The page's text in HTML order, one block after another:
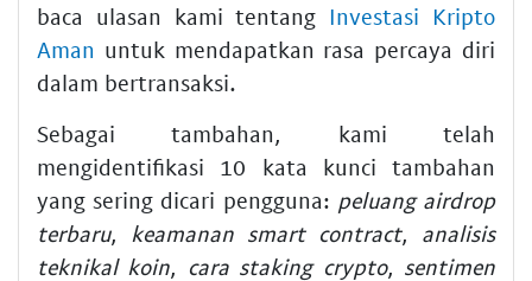
baca ulasan kami tentang Investasi Kripto
Aman untuk mendapatkan rasa percaya diri
dalam bertransaksi.
Sebagai tambahan, kami telah
mengidentifikasi 10 kata kunci tambahan
yang sering dicari pengguna: peluang airdrop
terbaru, keamanan smart contract, analisis
teknikal koin, cara staking crypto, sentimen